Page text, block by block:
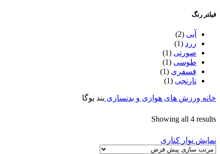
فیلتر رنگ
آبی (2)
زرد (1)
صورتی (1)
طوسی (1)
فسفری (1)
نارنجی (1)
خانه ورزش های هوازی و بدنسازی بند یوگا
Showing all 4 results
نمایش نوار کناری